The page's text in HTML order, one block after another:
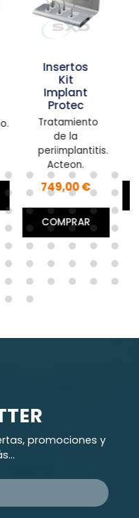
€
Inserto
P15RD
retrocirugía.
157,00 €
COMPRAR
promociones y